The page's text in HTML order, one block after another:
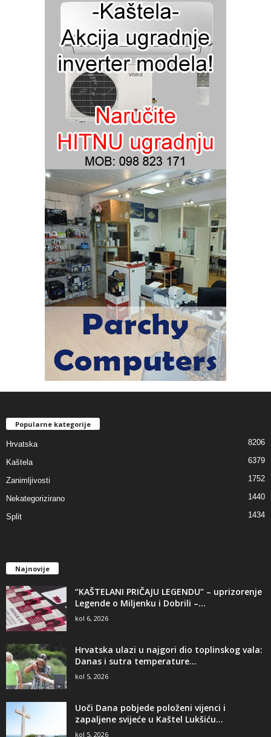
Popularne kategorije
Hrvatska 8206
Kaštela 6379
Zanimljivosti 1752
Nekategorizirano 1440
Split 1434
Najnovije
“KAŠTELANI PRIČAJU LEGENDU” – uprizorenje
Legende o Miljenku i Dobrili –...
kol 6, 2026
Hrvatska ulazi u najgori dio toplinskog vala:
Danas i sutra temperature...
kol 5, 2026
Uoči Dana pobjede položeni vijenci i
zapaljene svijeće u Kaštel Lukšiću...
kol 5, 2026